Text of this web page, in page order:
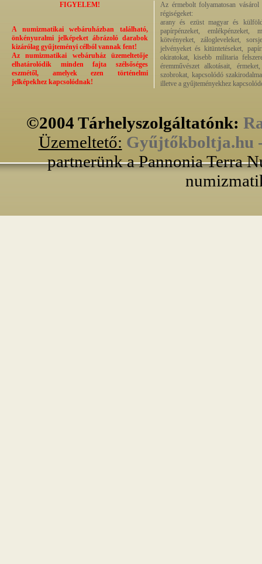
FIGYELEM!
A numizmatikai webáruházban található,
önkényuralmi jelképeket ábrázoló darabok
kizárólag gyűjteményi célból vannak fent!
Az numizmatikai webáruház üzemeltetője
elhatárolódik minden fajta szélsőséges
eszmétől, amelyek ezen történelmi
jelképekhez kapcsolódnak!
Az érmebolt folyamatosan
régiségeket:
arany és ezüst magyar és
papírpénzeket, emlékpénzeket,
kötvényeket, zálogleveleket,
jelvényeket és kitüntetéseket,
okiratokat, kisebb militaria
éremművészet alkotásait,
szobrokat, kapcsolódó
illetve a gyűjteményekhez
©2004 Tárhelyszolgáltatónk:
Üzemeltető: Gyűjtőkboltja.hu
partnerünk a Pannonia Terra